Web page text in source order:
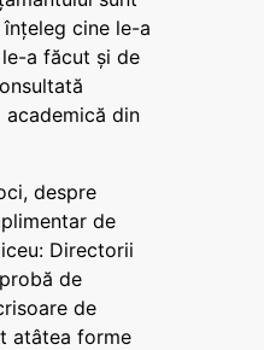
înțeleg cine le-a
a făcut și de
din
despre
de
Directorii
de
de
atâtea forme